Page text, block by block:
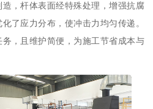
，杆体表面经特殊处理，增强抗腐
了应力分布，使冲击力均匀传递。
，且维护简便，为施工节省成本与